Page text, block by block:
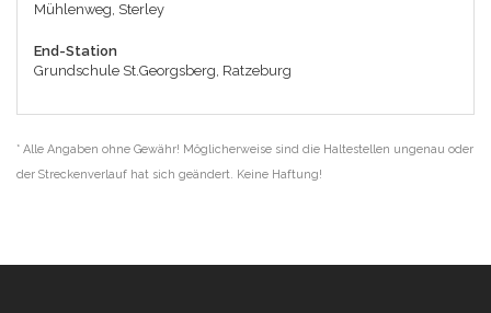
Mühlenweg, Sterley
End-Station
Grundschule St.Georgsberg, Ratzeburg
* Alle Angaben ohne Gewähr! Möglicherweise sind die Haltestellen ungenau oder
der Streckenverlauf hat sich geändert. Keine Haftung!